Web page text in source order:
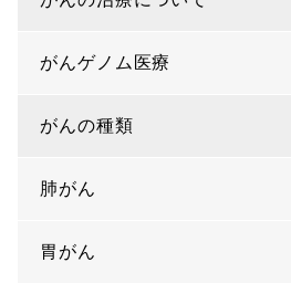
がんゲノム医療
がんの種類
肺がん
胃がん